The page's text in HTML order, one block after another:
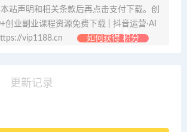
站声明和相关条款后再点击支付下载。创
创业副业课程资源免费下载 | 抖音运营·AI
vip1188.cn
如何获得 积分
更新记录